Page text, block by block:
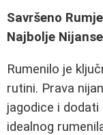
Savršeno
Najbolje Nijanse
Rumenilo je
rutini. Prava
jagodice i
idealnog